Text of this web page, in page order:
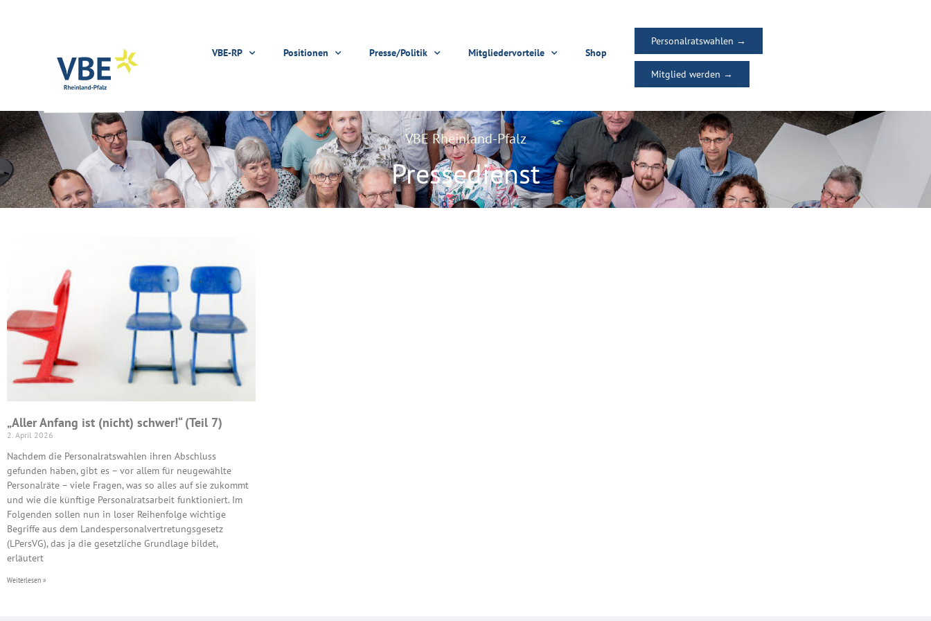
VBE-RP Positionen Presse/Politik Mitgliedervorteile Shop
Personalratswahlen →
Mitglied werden →
VBE Rheinland-Pfalz
Pressedienst
„Aller Anfang ist (nicht) schwer!“ (Teil 7)
2. April 2026
Nachdem die Personalratswahlen ihren Abschluss
gefunden haben, gibt es – vor allem für neugewählte
Personalräte – viele Fragen, was so alles auf sie zukommt
und wie die künftige Personalratsarbeit funktioniert. Im
Folgenden sollen nun in loser Reihenfolge wichtige
Begriffe aus dem Landespersonalvertretungsgesetz
(LPersVG), das ja die gesetzliche Grundlage bildet,
erläutert
Weiterlesen »